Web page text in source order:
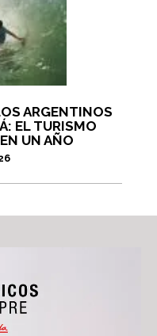
ARGENTINOS
EL TURISMO
UN AÑO